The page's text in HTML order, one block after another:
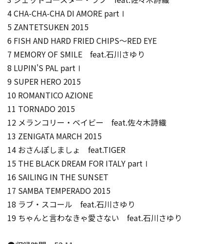
4 CHA-CHA-CHA DI AMORE partⅠ
5 ZANTETSUKEN 2015
6 FISH AND HARD FRIED CHIPS～RED EYE
7 MEMORY OF SMILE feat.石川さゆり
8 LUPIN'S PAL partⅠ
9 SUPER HERO 2015
10 ROMANTICO AZIONE
11 TORNADO 2015
12 メランコリー・ベイビー feat.佐々木詩織
13 ZENIGATA MARCH 2015
14 おさんぽしましょ feat.TIGER
15 THE BLACK DREAM FOR ITALY partⅠ
16 SAILING IN THE SUNSET
17 SAMBA TEMPERADO 2015
18 ラブ・スコール feat.石川さゆり
19 ちゃんと言わなきゃ愛さない feat.石川さゆり